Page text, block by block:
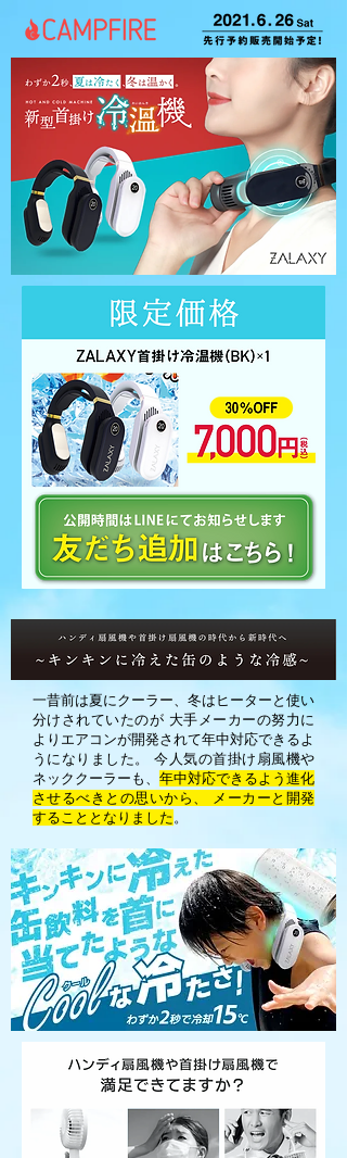
一昔前は夏にクーラー、冬はヒーターと使い
分けされていたのが 大手メーカーの努力に
よりエアコンが開発されて年中対応できるよ
うになりました。 今人気の首掛け扇風機や
ネッククーラーも、 年中対応できるよう進化
させるべきとの思いから、 メーカーと開発
することとなりました。